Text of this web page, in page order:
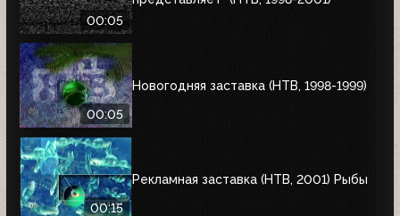
00:05
00:05
Новогодняя заставка (НТВ, 1998-1999)
00:15
Рекламная заставка (НТВ, 2001) Рыбы